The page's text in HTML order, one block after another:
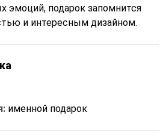
эмоций, подарок запомнится
и интересным дизайном.
именной подарок